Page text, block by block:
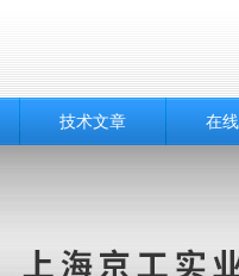
技术文章 在